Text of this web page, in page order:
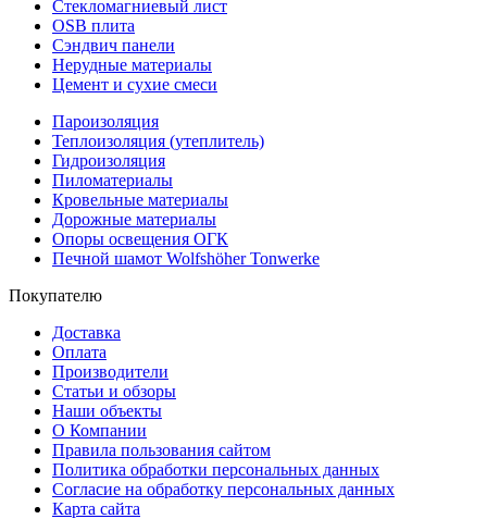
Стекломагниевый лист
OSB плита
Сэндвич панели
Нерудные материалы
Цемент и сухие смеси
Пароизоляция
Теплоизоляция (утеплитель)
Гидроизоляция
Пиломатериалы
Кровельные материалы
Дорожные материалы
Опоры освещения ОГК
Печной шамот Wolfshöher Tonwerke
Покупателю
Доставка
Оплата
Производители
Статьи и обзоры
Наши объекты
О Компании
Правила пользования сайтом
Политика обработки персональных данных
Согласие на обработку персональных данных
Карта сайта